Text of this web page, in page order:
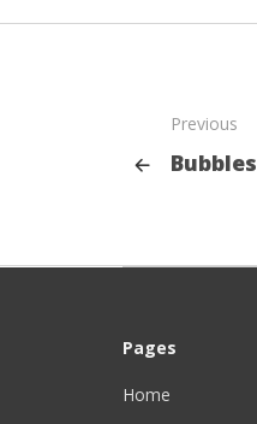
Previous
Bubbles
Pages
Home